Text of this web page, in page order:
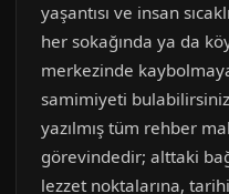
yaşantısı ve insan
her sokağında ya da
merkezinde
samimiyeti
yazılmış tüm rehber
görevindedir; alttaki
lezzet noktalarına,